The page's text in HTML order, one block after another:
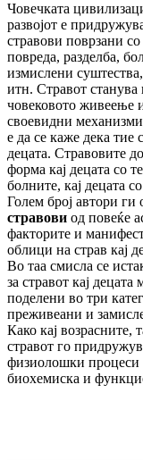
Човечката
развојот е
стравови поврзани со
повреда, разделба,
измислени
итн. Стравот станува
човековото живеење
своевидни механизми
е да се каже дека тие
децата. Стравовите
форма кај децата со
болните, кај децата
Голем број автори ги
стравови од повеќе
факторите и
облици на страв кај
Во таа смисла се
за стравот кај
поделени во три
преживеани и
Како кај возрасните,
стравот го
физиолошки процеси
биохемиска и